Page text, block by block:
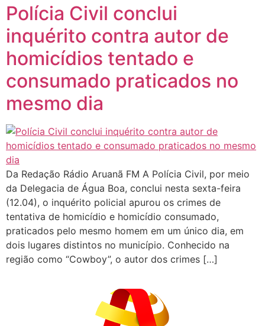
Polícia Civil conclui
inquérito contra autor de
homicídios tentado e
consumado praticados no
mesmo dia
Da Redação Rádio Aruanã FM A Polícia Civil, por meio
da Delegacia de Água Boa, conclui nesta sexta-feira
(12.04), o inquérito policial apurou os crimes de
tentativa de homicídio e homicídio consumado,
praticados pelo mesmo homem em um único dia, em
dois lugares distintos no município. Conhecido na
região como “Cowboy”, o autor dos crimes […]